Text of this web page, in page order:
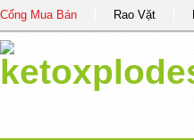
Cổng Mua Bán Rao Vặt